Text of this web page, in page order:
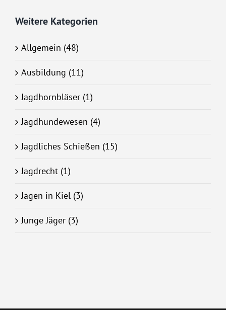
Weitere Kategorien
Allgemein (48)
Ausbildung (11)
Jagdhornbläser (1)
Jagdhundewesen (4)
Jagdliches Schießen (15)
Jagdrecht (1)
Jagen in Kiel (3)
Junge Jäger (3)